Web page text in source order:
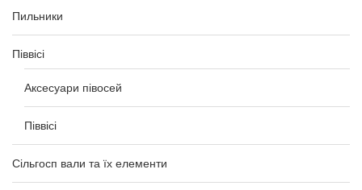
Пильники
Піввісі
Аксесуари півосей
Піввісі
Сільгосп вали та їх елементи